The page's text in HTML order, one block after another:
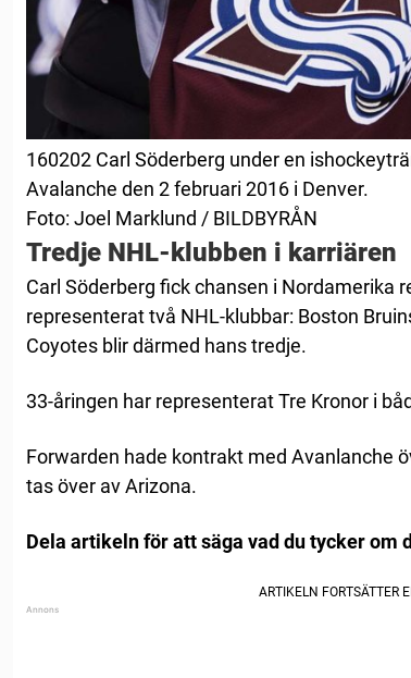
160202 Carl Söderberg under en
Avalanche den 2 februari 2016 i Denver.
Foto: Joel Marklund / BILDBYRÅN
Tredje NHL-klubben i karriären
Carl Söderberg fick chansen i Nordamerika
representerat två NHL-klubbar: Boston
Coyotes blir därmed hans tredje.
33-åringen har representerat Tre Kronor i
Forwarden hade kontrakt med Avanlanche
tas över av Arizona.
Dela artikeln för att säga vad du tycker om